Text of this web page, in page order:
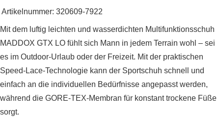
Artikelnummer: 320609-7922
Mit dem luftig leichten und wasserdichten Multifunktionsschuh
MADDOX GTX LO fühlt sich Mann in jedem Terrain wohl – sei
es im Outdoor-Urlaub oder der Freizeit. Mit der praktischen
Speed-Lace-Technologie kann der Sportschuh schnell und
einfach an die individuellen Bedürfnisse angepasst werden,
während die GORE-TEX-Membran für konstant trockene Füße
sorgt.